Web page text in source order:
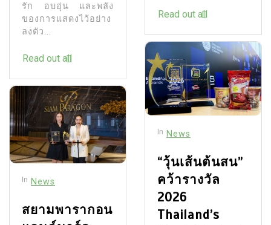
รัก อบอุ่น และพลัง
ของการแสดงไว้อย่าง
ลงตัว...
Read out all
In News
สยามพารากอน
Read out all
In News
“วุ้นเส้นต้นสน”
คว้ารางวัล
2026
Thailand’s